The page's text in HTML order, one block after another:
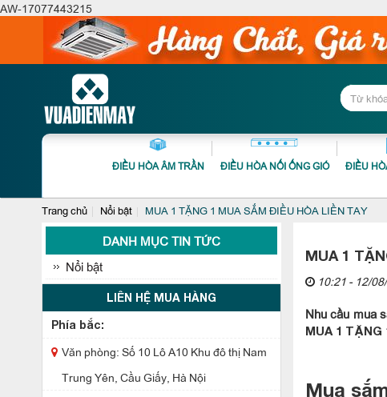
AW-17077443215
ĐIỀU HÒA ÂM TRẦN ĐIỀU HÒA NỐI ỐNG GIÓ ĐIỀU
Trang chủ Nổi bật MUA 1 TẶNG 1 MUA SẮM ĐIỀU HÒA LIỀN TAY
DANH MỤC TIN TỨC
Nổi bật
LIÊN HỆ MUA HÀNG
Phía bắc:
Văn phòng: Số 10 Lô A10 Khu đô thị Nam
Trung Yên, Cầu Giấy, Hà Nội
MUA 1
10:21 - 12/
Nhu cầu mua
MUA 1 TẶNG
Mua